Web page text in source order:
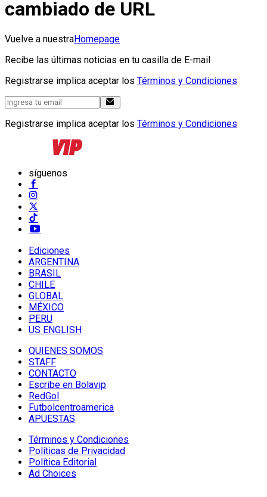
cambiado de URL
Vuelve a nuestraHomepage
Recibe las últimas noticias en tu casilla de E-mail
Registrarse implica aceptar los Términos y Condiciones
Registrarse implica aceptar los Términos y Condiciones
síguenos
Ediciones
ARGENTINA
BRASIL
CHILE
GLOBAL
MÉXICO
PERU
US ENGLISH
QUIENES SOMOS
STAFF
CONTACTO
Escribe en Bolavip
RedGol
Futbolcentroamerica
APUESTAS
Términos y Condiciones
Políticas de Privacidad
Política Editorial
Ad Choices